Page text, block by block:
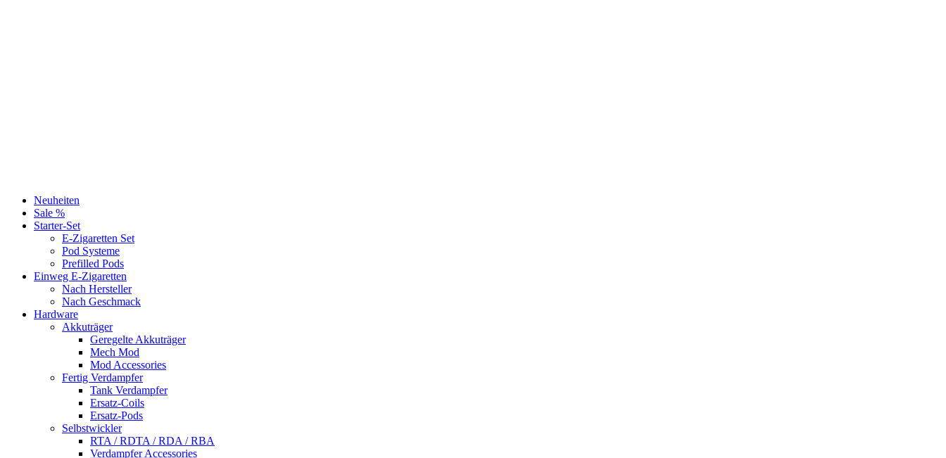
Neuheiten
Sale %
Starter-Set
E-Zigaretten Set
Pod Systeme
Prefilled Pods
Einweg E-Zigaretten
Nach Hersteller
Nach Geschmack
Hardware
Akkuträger
Geregelte Akkuträger
Mech Mod
Mod Accessories
Fertig Verdampfer
Tank Verdampfer
Ersatz-Coils
Ersatz-Pods
Selbstwickler
RTA / RDTA / RDA / RBA
Verdampfer Accessories